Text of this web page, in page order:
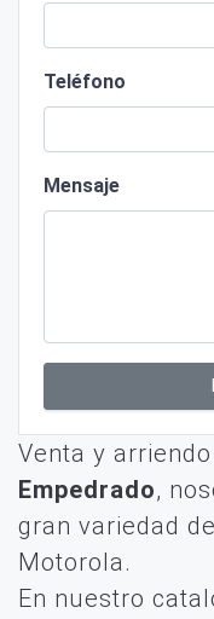
Teléfono
Mensaje
Venta y
Empedrado,
gran variedad
Motorola.
En nuestro